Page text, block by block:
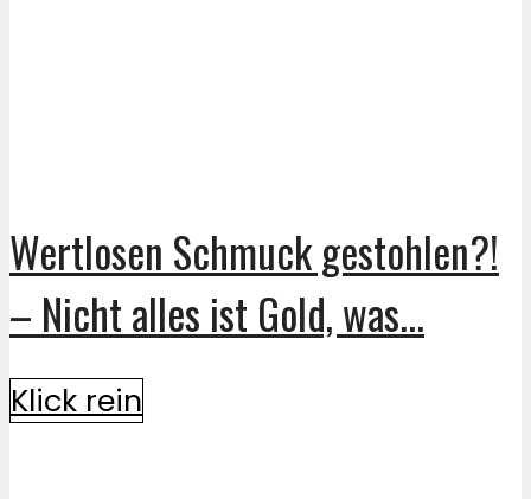
Wertlosen Schmuck gestohlen?!
– Nicht alles ist Gold, was...
Klick rein